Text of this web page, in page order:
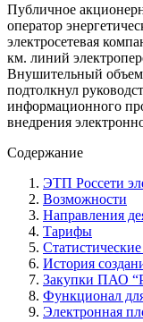
Публичное
оператор
электросетевая
км. линий
Внушительный
подтолкнул
информационного
внедрения
Содержание
ЭТП Россети
Возможности
Направления
Тарифы
История
Закупки ПАО
Функционал
Электронная